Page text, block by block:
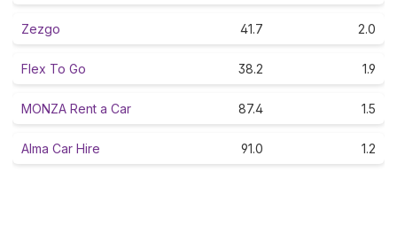
Zezgo 41.7 2.0
Flex To Go 38.2 1.9
MONZA Rent a Car 87.4 1.5
Alma Car Hire 91.0 1.2